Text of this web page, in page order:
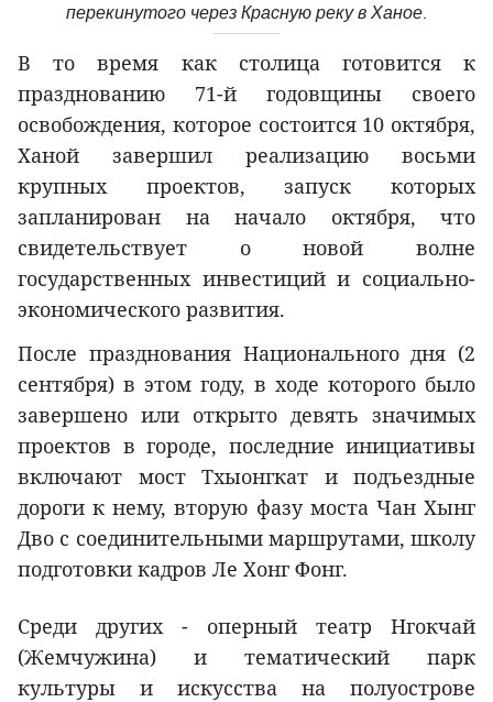
перекинутого через Красную реку в Ханое.
В то время как столица готовится к
празднованию 71-й годовщины своего
освобождения, которое состоится 10 октября,
Ханой завершил реализацию восьми
крупных проектов, запуск которых
запланирован на начало октября, что
свидетельствует о новой волне
государственных инвестиций и социально-
экономического развития.
После празднования Национального дня (2
сентября) в этом году, в ходе которого было
завершено или открыто девять значимых
проектов в городе, последние инициативы
включают мост Тхыонгкат и подъездные
дороги к нему, вторую фазу моста Чан Хынг
Дво с соединительными маршрутами, школу
подготовки кадров Ле Хонг Фонг.
Среди других - оперный театр Нгокчай
(Жемчужина) и тематический парк
культуры и искусства на полуострове